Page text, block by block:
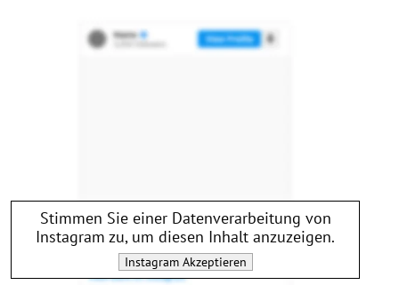
Stimmen Sie einer Datenverarbeitung von
Instagram zu, um diesen Inhalt anzuzeigen.
InstagramAkzeptieren